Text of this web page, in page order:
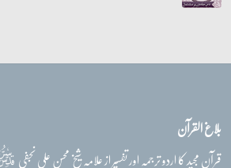
بلاغ القرآن
قرآن مجید کا اردو ترجمہ اور تفسیر از علامہ شیخ محسن علی نجفی